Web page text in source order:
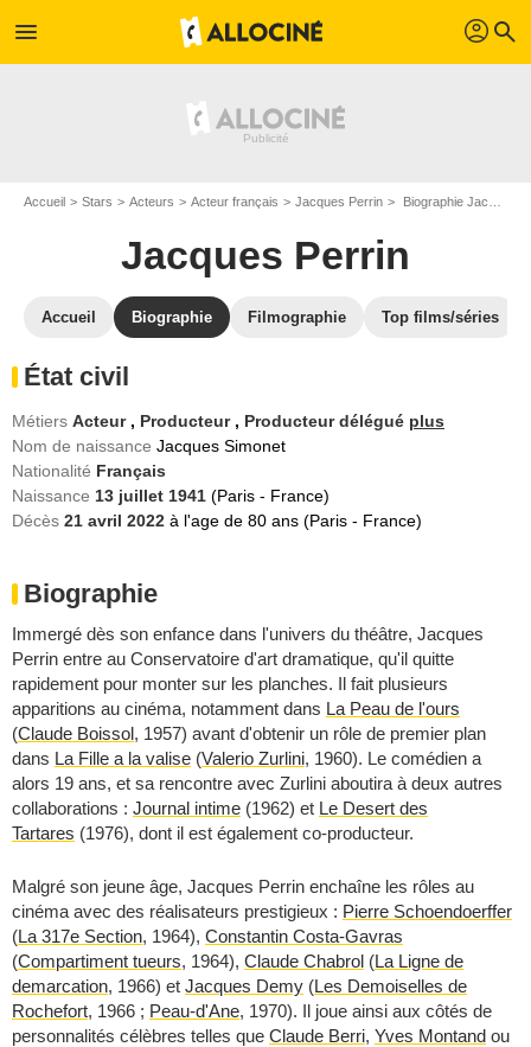
menu profil search
Accueil Stars Acteurs Acteur français Jacques Perrin Biographie Jacques Perrin
Jacques Perrin
Accueil Biographie Filmographie Top films/séries
État civil
Métiers Acteur , Producteur , Producteur délégué plus
Nom de naissance Jacques Simonet
Nationalité Français
Naissance 13 juillet 1941 (Paris - France)
Décès 21 avril 2022 à l'age de 80 ans (Paris - France)
Biographie
Immergé dès son enfance dans l'univers du théâtre, Jacques
Perrin entre au Conservatoire d'art dramatique, qu'il quitte
rapidement pour monter sur les planches. Il fait plusieurs
apparitions au cinéma, notamment dans La Peau de l'ours
(Claude Boissol, 1957) avant d'obtenir un rôle de premier plan
dans La Fille a la valise (Valerio Zurlini, 1960). Le comédien a
alors 19 ans, et sa rencontre avec Zurlini aboutira à deux autres
collaborations : Journal intime (1962) et Le Desert des
Tartares (1976), dont il est également co-producteur.
Malgré son jeune âge, Jacques Perrin enchaîne les rôles au
cinéma avec des réalisateurs prestigieux : Pierre Schoendoerffer
(La 317e Section, 1964), Constantin Costa-Gavras
(Compartiment tueurs, 1964), Claude Chabrol (La Ligne de
demarcation, 1966) et Jacques Demy (Les Demoiselles de
Rochefort, 1966 ; Peau-d'Ane, 1970). Il joue ainsi aux côtés de
personnalités célèbres telles que Claude Berri, Yves Montand ou